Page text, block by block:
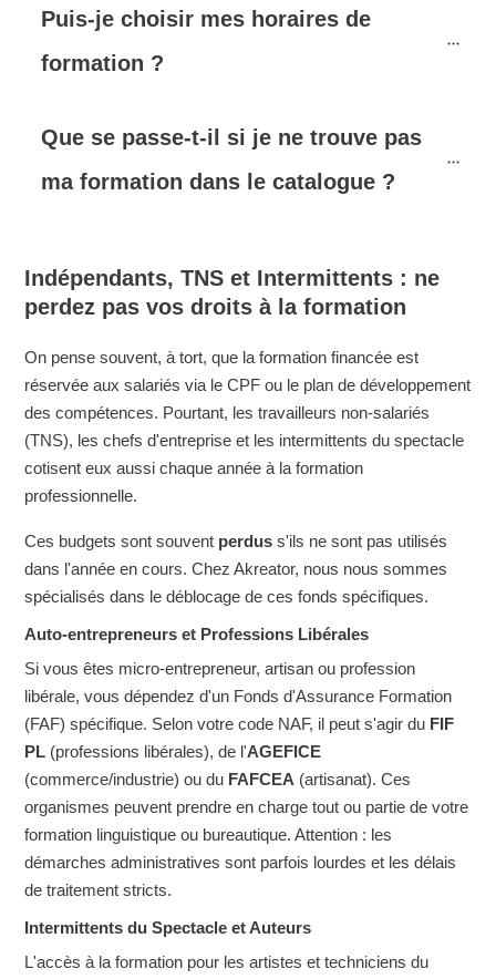
Puis-je choisir mes horaires de
formation ?
Que se passe-t-il si je ne trouve pas
ma formation dans le catalogue ?
Indépendants, TNS et Intermittents : ne
perdez pas vos droits à la formation
On pense souvent, à tort, que la formation financée est
réservée aux salariés via le CPF ou le plan de développement
des compétences. Pourtant, les travailleurs non-salariés
(TNS), les chefs d'entreprise et les intermittents du spectacle
cotisent eux aussi chaque année à la formation
professionnelle.
Ces budgets sont souvent perdus s'ils ne sont pas utilisés
dans l'année en cours. Chez Akreator, nous nous sommes
spécialisés dans le déblocage de ces fonds spécifiques.
Auto-entrepreneurs et Professions Libérales
Si vous êtes micro-entrepreneur, artisan ou profession
libérale, vous dépendez d'un Fonds d'Assurance Formation
(FAF) spécifique. Selon votre code NAF, il peut s'agir du FIF
PL (professions libérales), de l'AGEFICE
(commerce/industrie) ou du FAFCEA (artisanat). Ces
organismes peuvent prendre en charge tout ou partie de votre
formation linguistique ou bureautique. Attention : les
démarches administratives sont parfois lourdes et les délais
de traitement stricts.
Intermittents du Spectacle et Auteurs
L'accès à la formation pour les artistes et techniciens du